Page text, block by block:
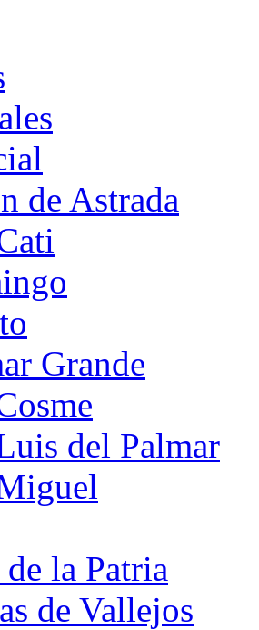
de Astrada
Grande
del Palmar
de la Patria
de Vallejos